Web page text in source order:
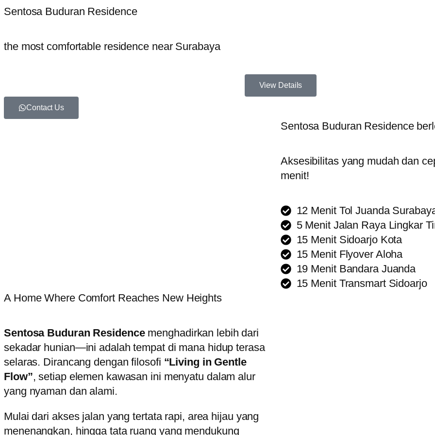
Sentosa Buduran Residence
the most comfortable residence near Surabaya
View Details
Contact Us
Sentosa Buduran Residence
Aksesibilitas yang mudah dan
menit!
12 Menit Tol Juanda
5 Menit Jalan Raya Lingkar
15 Menit Sidoarjo Kota
15 Menit Flyover Aloha
19 Menit Bandara Juanda
15 Menit Transmart Sidoarjo
A Home Where Comfort Reaches New Heights
Sentosa Buduran Residencemenghadirkan lebih dari
sekadar hunian—ini adalah tempat di mana hidup terasa
selaras. Dirancang dengan filosofi “Living in Gentle
Flow”, setiap elemen kawasan ini menyatu dalam alur
yang nyaman dan alami.
Mulai dari akses jalan yang tertata rapi, area hijau yang
menenangkan, hingga tata ruang yang mendukung